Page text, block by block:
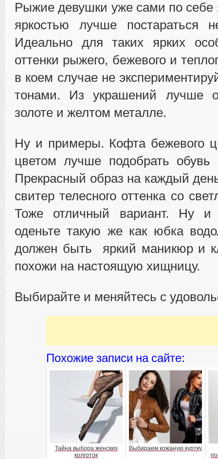
Рыжие девушки уже сами по себе
яркостью лучше постараться
Идеально для таких ярких
оттенки рыжего, бежевого и
в коем случае не
тонами. Из украшений лучше
золоте и желтом металле.
Ну и примеры. Кофта бежевого
цветом лучше подобрать обувь
Прекрасный образ на каждый
свитер телесного оттенка со
Тоже отличный вариант. Ну
оденьте такую же как юбка
должен быть яркий маникюр и
похожи на настоящую хищницу.
Выбирайте и меняйтесь с
Похожие записи на сайте:
Тайна выбора женских
колготок
Выбираем кожаную куртку